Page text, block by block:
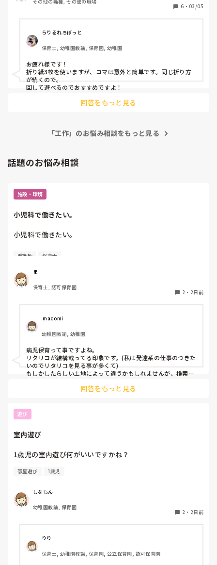
います。 6 ・ 03/05
らりるれろぼっと
保育士, 幼稚園教諭, 保育園, 幼稚園
お疲れ様です！
折り紙3枚を使いますが、コマは意外と簡単です。同じ折り方
が続くので。
回して遊べるのでおすすめですよ！
回答をもっと見る
「工作」のお悩み相談をもっと見る
話題のお悩み相談
施設・環境
小児科で働きたい。
小児科で働きたい。
今は保育園勤務ですが、
本当は小児科で保育士として
働きたいです。
しかし、地方なのかそのような求人が
ほぼなく、ホームページなどもチェック
していますが見つかりません😭
もともと、看護師を目指していたのもあって、、
もちろん医療的なことができないのは
わかっていますが💦
看護師 保育士
ま
保育士, 認可保育園
2 ・ 2日前
macomi
幼稚園教諭, 幼稚園
病児保育って事ですよね。
リタリコが結構載ってる印象です。(私は発達系の仕事のつきた
いのでリタリコを見る事が多くて)
もしかしたらしい土地によって違うかもしれませんが、検索し
回答をもっと見る
遊び
室内遊び
1歳児の室内遊び何がいいですかね？
部屋遊び 1歳児
しなもん
幼稚園教諭, 保育園
2 ・ 2日前
りり
保育士, 幼稚園教諭, 保育園, 公立保育園, 認可保育園